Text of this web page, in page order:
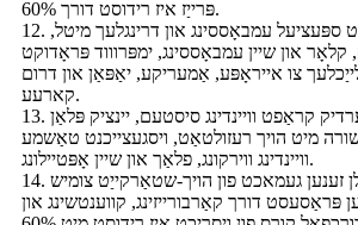
פּרייַז איז רידוסט דורך 60%.
12. הויך-פּינטלעכקייַט ספּעציעל עמבאָססינג און דרינגלעך מיטל,
און שיין עמבאָססינג, ימפּרוווד פּראָדוקט
צו אייראָפּע, אַמעריקע, יאַפּאַן און דרום
קארעע.
13. קעסיידערדיק קראַפט וויינדינג סיסטעם, יינציק פּלאַן
מיט הויך רעזולטאַט, ויסגעצייכנט טאַשמע
וויינדינג ווירקונג, פלאַך און שיין אָפּטיילונג.
14. ראָד און שטיל טיילן זענען געמאכט פון הויך-שטאַרקייַט צומיש
פּראַסעסט דורך קאַרבורייזינג, קווענטשינג און